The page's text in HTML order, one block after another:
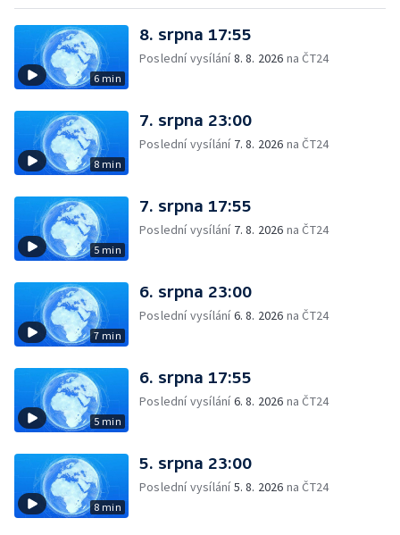
6 min
8. srpna 17:55
Poslední vysílání8. 8. 2026 na ČT24
8 min
7. srpna 23:00
Poslední vysílání 7. 8. 2026 na ČT24
5 min
7. srpna 17:55
Poslední vysílání 7. 8. 2026 na ČT24
7 min
6. srpna 23:00
Poslední vysílání6. 8. 2026 na ČT24
5 min
6. srpna 17:55
Poslední vysílání6. 8. 2026 na ČT24
8 min
5. srpna 23:00
Poslední vysílání5. 8. 2026 na ČT24